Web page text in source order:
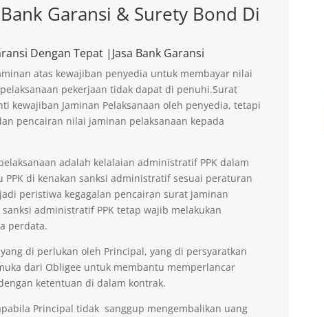
Garansi & Surety Bond Di
Dengan Tepat |Jasa Bank Garansi
atas kewajiban penyedia untuk membayar nilai
pekerjaan tidak dapat di penuhi.Surat
kewajiban Jaminan Pelaksanaan oleh penyedia, tetapi
pencairan nilai jaminan pelaksanaan kepada
adalah kelalaian administratif PPK dalam
di kenakan sanksi administratif sesuai peraturan
peristiwa kegagalan pencairan surat jaminan
administratif PPK tetap wajib melakukan
perdata.
di perlukan oleh Principal, yang di persyaratkan
dari Obligee untuk membantu memperlancar
ketentuan di dalam kontrak.
Principal tidak sanggup mengembalikan uang